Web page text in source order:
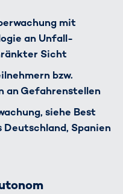
mit
an Unfall-
Sicht
bzw.
an Gefahrenstellen
siehe Best
Spanien